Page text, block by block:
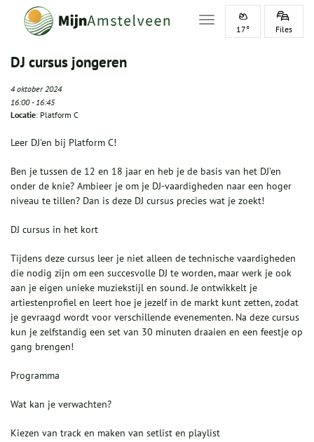
Toggle navigation
17° Files
DJ cursus jongeren
4 oktober 2024
16:00-16:45
Locatie: Platform C
Leer DJ'en bij Platform C!
Ben je tussen de 12 en 18 jaar en heb je de basis van het DJ’en
onder de knie? Ambieer je om je DJ-vaardigheden naar een hoger
niveau te tillen? Dan is deze DJ cursus precies wat je zoekt!
DJ cursus in het kort
Tijdens deze cursus leer je niet alleen de technische vaardigheden
die nodig zijn om een succesvolle DJ te worden, maar werk je ook
aan je eigen unieke muziekstijl en sound. Je ontwikkelt je
artiestenprofiel en leert hoe je jezelf in de markt kunt zetten, zodat
je gevraagd wordt voor verschillende evenementen. Na deze cursus
kun je zelfstandig een set van 30 minuten draaien en een feestje op
gang brengen!
Programma
Wat kan je verwachten?
Kiezen van track en maken van setlist en playlist